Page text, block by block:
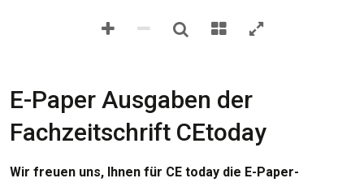
E-Paper Ausgaben der
Fachzeitschrift CEtoday
Wir freuen uns, Ihnen für CE today die E-Paper-